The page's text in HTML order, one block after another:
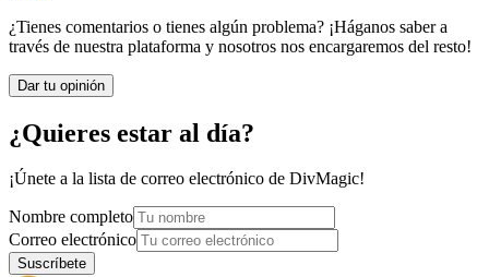
¿Tienes comentarios o tienes algún problema? ¡Háganos saber a
través de nuestra plataforma y nosotros nos encargaremos del resto!
Dar tu opinión
¿Quieres estar al día?
¡Únete a la lista de correo electrónico de DivMagic!
Nombre completo
Correo electrónico
Suscríbete